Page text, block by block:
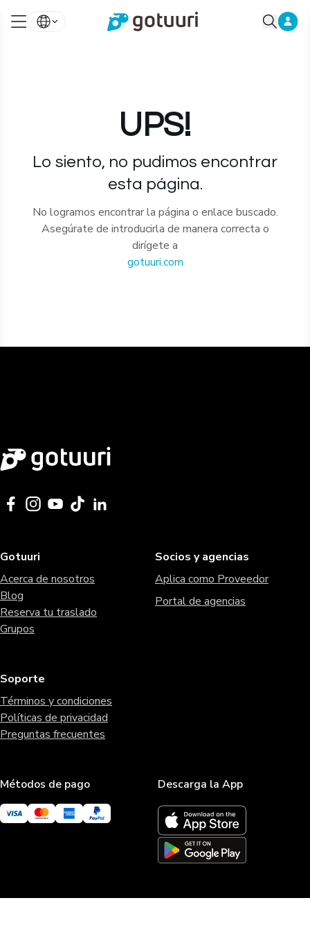
UPS!
Lo siento, no pudimos encontrar
esta página.
No logramos encontrar la página o enlace buscado.
Asegúrate de introducirla de manera correcta o
dirígete a
gotuuri.com
Gotuuri
Acerca de nosotros
Blog
Reserva tu traslado
Grupos
Socios y agencias
Aplica como Proveedor
Portal de agencias
Soporte
Términos y condiciones
Políticas de privacidad
Preguntas frecuentes
Métodos de pago Descarga la App